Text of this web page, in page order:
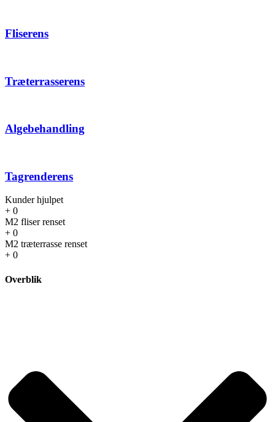
Fliserens
Træterrasserens
Algebehandling
Tagrenderens
Kunder hjulpet
+ 0
M2 fliser renset
+ 0
M2 træterrasse renset
+ 0
Overblik